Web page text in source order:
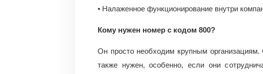
• Налаженное функционирование внутри
Кому нужен номер с кодом 800?
Он просто необходим крупным
также нужен, особенно, если они